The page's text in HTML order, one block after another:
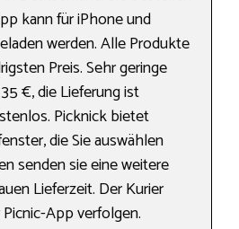
kann für iPhone und
werden. Alle Produkte
Preis. Sehr geringe
€, die Lieferung ist
Picknick bietet
die Sie auswählen
senden sie eine weitere
Lieferzeit. Der Kurier
App verfolgen.